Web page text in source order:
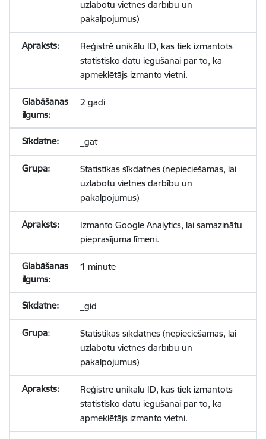
uzlabotu vietnes darbību un
pakalpojumus)
Reģistrē unikālu ID, kas tiek izmantots
statistisko datu iegūšanai par to, kā
apmeklētājs izmanto vietni.
2 gadi
_gat
Statistikas sīkdatnes (nepieciešamas, lai
uzlabotu vietnes darbību un
pakalpojumus)
Izmanto Google Analytics, lai samazinātu
pieprasījuma līmeni.
1 minūte
_gid
Statistikas sīkdatnes (nepieciešamas, lai
uzlabotu vietnes darbību un
pakalpojumus)
Reģistrē unikālu ID, kas tiek izmantots
statistisko datu iegūšanai par to, kā
apmeklētājs izmanto vietni.